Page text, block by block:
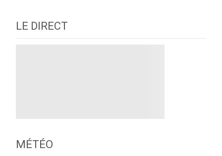
LE DIRECT
MÉTÉO